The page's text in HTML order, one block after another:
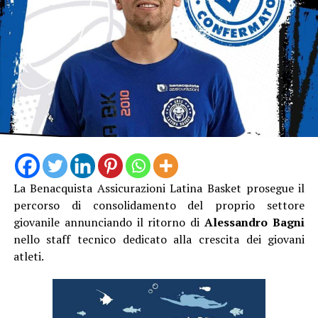
complesso.
“Con questo provvedimento – dichiara il sindaco Lidano
Lucidi – compiamo un passo fondamentale verso la
realizzazione di un’opera che la nostra città attende da
di riferimento per lo sport setino e meritava un
intervento di riqualificazione profondo. Restituiremo
La Benacquista Assicurazioni Latina Basket prosegue il
percorso di consolidamento del proprio settore
giovanile annunciando il ritorno diAlessandro Bagni
nello staff tecnico dedicato alla crescita dei giovani
atleti.